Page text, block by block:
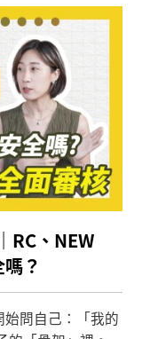
RC、NEW
？
問自己：「我的